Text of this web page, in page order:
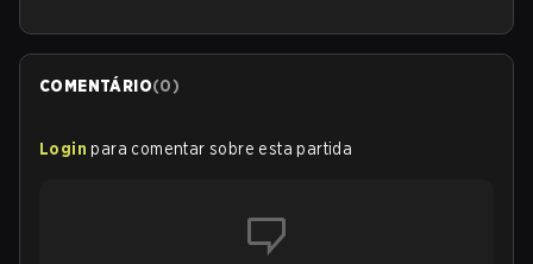
COMENTÁRIO(0)
Login para comentar sobre esta partida